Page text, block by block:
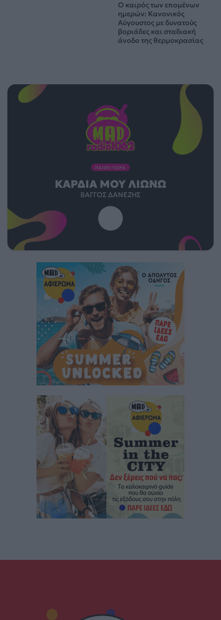
Ο καιρός των επομένων
ημερών: Κανονικός
Αύγουστος με δυνατούς
βοριάδες και σταδιακή
άνοδο της θερμοκρασίας
ΠΑΙΖΕΙ ΤΩΡΑ
ΚΑΡΔΙΆ ΜΟΥ ΛΙΏΝΩ
ΒΆΓΓΟΣ ΔΑΝΈΖΗΣ